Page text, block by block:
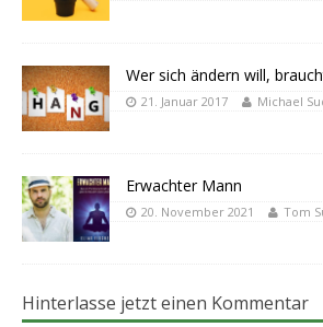
Wer sich ändern will,
21. Januar 2017 Michael
Erwachter Mann
20. November 2021 Tom
Hinterlasse jetzt einen Kommentar